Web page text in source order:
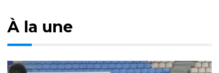
À la une